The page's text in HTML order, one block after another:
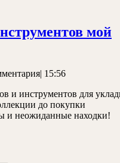
мой
| 15:56
и инструментов для
до покупки
и неожиданные находки!